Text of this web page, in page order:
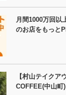
月間1000万回以
のお店をもっと
【村山テイクア
COFFEE(中山町)